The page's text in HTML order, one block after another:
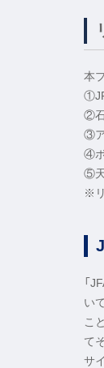
本
②石
③ア
④
⑤天
※
「
い
こ
て
サ